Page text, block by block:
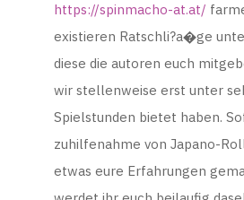
https://spinmacho-at.at/
existieren Ratschli?a�ge
diese die autoren euch
wir stellenweise erst unter
Spielstunden bietet haben.
zuhilfenahme von Japano-
etwas eure Erfahrungen